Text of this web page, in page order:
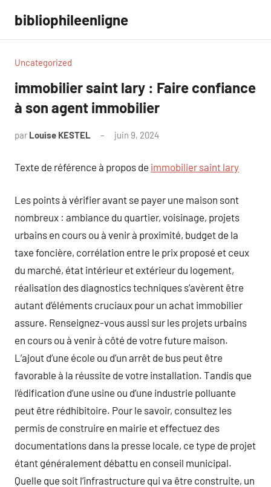
contenu
bibliophileenligne
Uncategorized
immobilier saint lary : Faire confiance
à son agent immobilier
par Louise KESTEL juin 9, 2024
Texte de référence à propos de immobilier saint lary
Les points à vérifier avant se payer une maison sont
nombreux : ambiance du quartier, voisinage, projets
urbains en cours ou à venir à proximité, budget de la
taxe foncière, corrélation entre le prix proposé et ceux
du marché, état intérieur et extérieur du logement,
réalisation des diagnostics techniques s’avèrent être
autant d’éléments cruciaux pour un achat immobilier
assure. Renseignez-vous aussi sur les projets urbains
en cours ou à venir à côté de votre future maison.
L’ajout d’une école ou d’un arrêt de bus peut être
favorable à la réussite de votre installation. Tandis que
l’édification d’une usine ou d’une industrie polluante
peut être rédhibitoire. Pour le savoir, consultez les
permis de construire en mairie et effectuez des
documentations dans la presse locale, ce type de projet
étant généralement débattu en conseil municipal.
Quelle que soit l’infrastructure qui va être construite, un